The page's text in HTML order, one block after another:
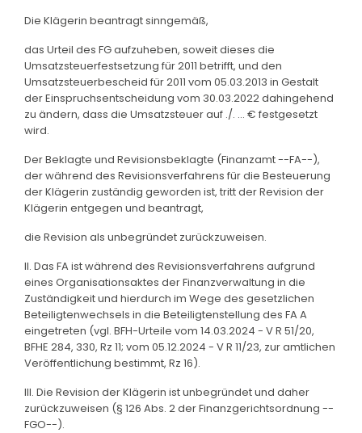
Die Klägerin beantragt sinngemäß,
das Urteil des FG aufzuheben, soweit dieses die
Umsatzsteuerfestsetzung für 2011 betrifft, und den
Umsatzsteuerbescheid für 2011 vom 05.03.2013 in Gestalt
der Einspruchsentscheidung vom 30.03.2022 dahingehend
zu ändern, dass die Umsatzsteuer auf ./. ... € festgesetzt
wird.
Der Beklagte und Revisionsbeklagte (Finanzamt --FA--),
der während des Revisionsverfahrens für die Besteuerung
der Klägerin zuständig geworden ist, tritt der Revision der
Klägerin entgegen und beantragt,
die Revision als unbegründet zurückzuweisen.
II. Das FA ist während des Revisionsverfahrens aufgrund
eines Organisationsaktes der Finanzverwaltung in die
Zuständigkeit und hierdurch im Wege des gesetzlichen
Beteiligtenwechsels in die Beteiligtenstellung des FA A
eingetreten (vgl. BFH-Urteile vom 14.03.2024 - V R 51/20,
BFHE 284, 330, Rz 11; vom 05.12.2024 - V R 11/23, zur amtlichen
Veröffentlichung bestimmt, Rz 16).
III. Die Revision der Klägerin ist unbegründet und daher
zurückzuweisen (§ 126 Abs. 2 der Finanzgerichtsordnung --
FGO--).